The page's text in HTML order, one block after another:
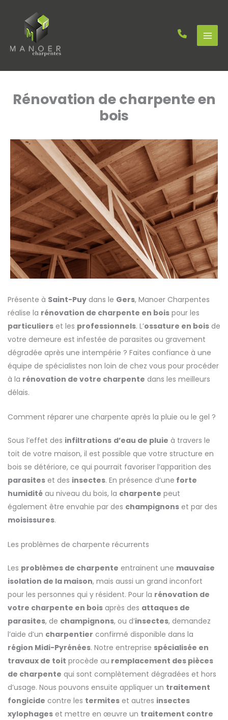
contenu
Rénovation de charpente en
bois
Présente à Saint-Puy dans le Gers, Manoer Charpentes
réalise la rénovation de charpente en bois pour les
particuliers et les professionnels. L’ossature en bois de
votre demeure est infestée de parasites ou gravement
dégradée après une intempérie ? Faites confiance à une
équipe de spécialistes non loin de chez vous pour procéder
à la rénovation de votre charpente dans les meilleurs
délais.
Comment réparer une charpente après la pluie ou le gel ?
Sous l’effet des infiltrations d’eau de pluie à travers le
toit de votre maison, il est possible que votre structure en
bois se détériore, ce qui pourrait favoriser l’apparition des
parasites et des insectes. En présence d’une forte
humidité au niveau du bois, la charpente peut
également être envahie par des champignons et par des
moisissures.
Les problèmes de charpente récurrents
Les problèmes de charpente entrainent une mauvaise
isolation de la maison, mais aussi un grand inconfort
pour les personnes qui y résident. Pour la rénovation de
votre charpente en bois après des attaques de
parasites, de champignons, ou d’insectes, demandez
l’aide d’un charpentier confirmé disponible dans la
région Midi-Pyrénées. Notre entreprise spécialisée en
travaux de toit procède au remplacement des pièces
de charpente qui sont complètement dégradées et hors
d’usage. Nous pouvons ensuite appliquer un traitement
fongicide contre les termites et autres insectes
xylophages et mettre en œuvre un traitement contre